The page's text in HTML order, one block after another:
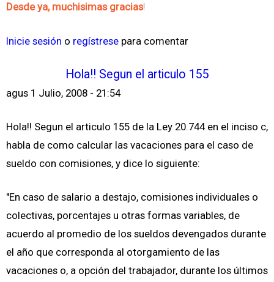
Desde ya, muchisimas gracias!
Inicie sesión o regístrese para comentar
Hola!! Segun el articulo 155
agus 1 Julio, 2008 - 21:54
Hola!! Segun el articulo 155 de la Ley 20.744 en el inciso c,
habla de como calcular las vacaciones para el caso de
sueldo con comisiones, y dice lo siguiente:
"En caso de salario a destajo, comisiones individuales o
colectivas, porcentajes u otras formas variables, de
acuerdo al promedio de los sueldos devengados durante
el año que corresponda al otorgamiento de las
vacaciones o, a opción del trabajador, durante los últimos